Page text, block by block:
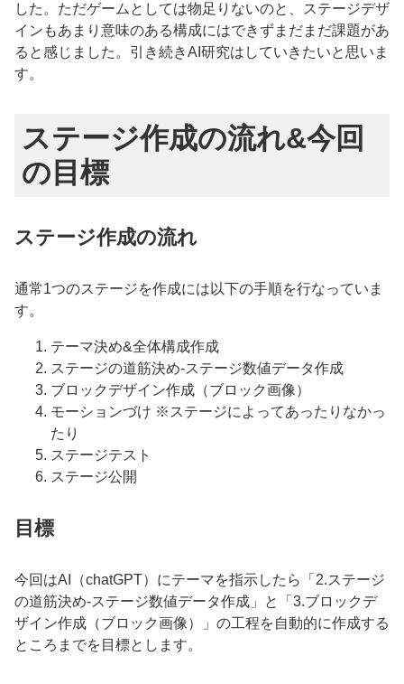
した。ただゲームとしては物足りないのと、ステージデザ
インもあまり意味のある構成にはできずまだまだ課題があ
ると感じました。引き続きAI研究はしていきたいと思いま
す。
ステージ作成の流れ&今回
の目標
ステージ作成の流れ
通常1つのステージを作成には以下の手順を行なっていま
す。
テーマ決め&全体構成作成
ステージの道筋決め-ステージ数値データ作成
ブロックデザイン作成（ブロック画像）
モーションづけ ※ステージによってあったりなかっ
たり
ステージテスト
ステージ公開
目標
今回はAI（chatGPT）にテーマを指示したら「2.ステージ
の道筋決め-ステージ数値データ作成」と「3.ブロックデ
ザイン作成（ブロック画像）」の工程を自動的に作成する
ところまでを目標とします。